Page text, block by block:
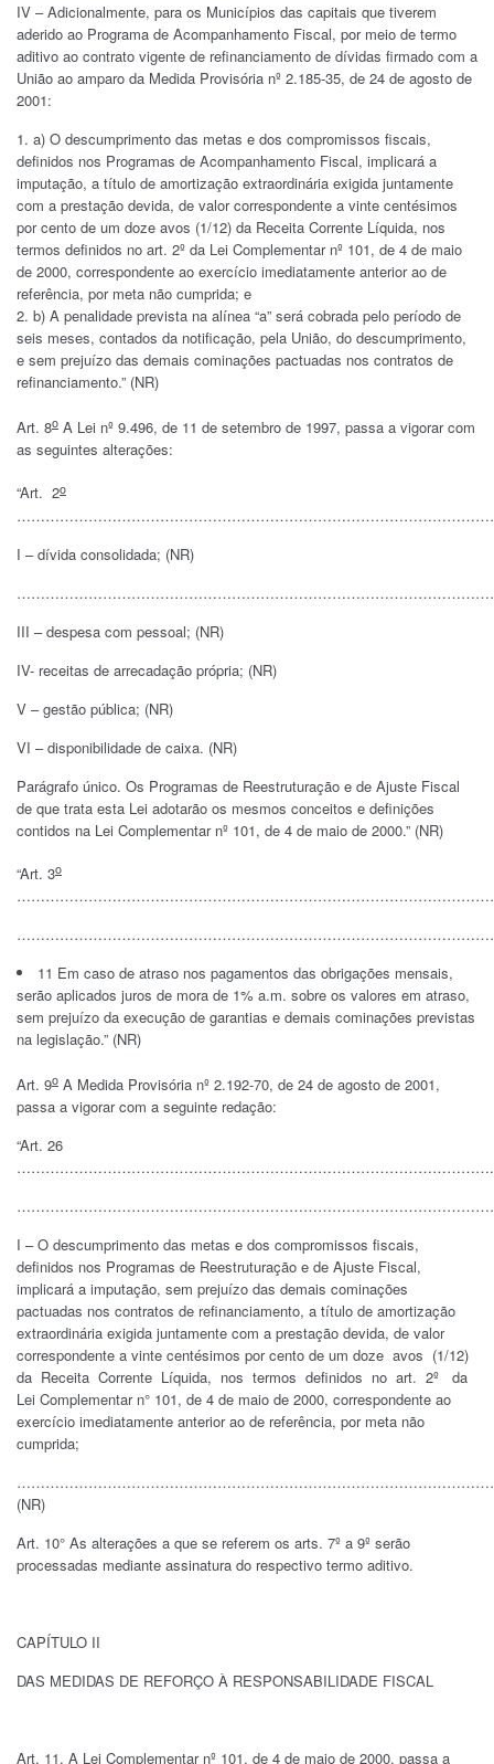
IV – Adicionalmente, para os Municípios das capitais que tiverem
aderido ao Programa de Acompanhamento Fiscal, por meio de termo
aditivo ao contrato vigente de refinanciamento de dívidas firmado com a
União ao amparo da Medida Provisória nº 2.185-35, de 24 de agosto de
2001:
a) O descumprimento das metas e dos compromissos fiscais,
definidos nos Programas de Acompanhamento Fiscal, implicará a
imputação, a título de amortização extraordinária exigida juntamente
com a prestação devida, de valor correspondente a vinte centésimos
por cento de um doze avos (1/12) da Receita Corrente Líquida, nos
termos definidos no art. 2º da Lei Complementar nº 101, de 4 de maio
de 2000, correspondente ao exercício imediatamente anterior ao de
referência, por meta não cumprida; e
b) A penalidade prevista na alínea “a” será cobrada pelo período de
seis meses, contados da notificação, pela União, do descumprimento,
e sem prejuízo das demais cominações pactuadas nos contratos de
refinanciamento.” (NR)
Art. 8o A Lei nº 9.496, de 11 de setembro de 1997, passa a vigorar com
as seguintes alterações:
“Art. 2o
I – dívida consolidada; (NR)
III – despesa com pessoal; (NR)
IV- receitas de arrecadação própria; (NR)
V – gestão pública; (NR)
VI – disponibilidade de caixa. (NR)
Parágrafo único. Os Programas de Reestruturação e de Ajuste Fiscal
de que trata esta Lei adotarão os mesmos conceitos e definições
contidos na Lei Complementar nº 101, de 4 de maio de 2000.” (NR)
“Art. 3o
11 Em caso de atraso nos pagamentos das obrigações mensais,
serão aplicados juros de mora de 1% a.m. sobre os valores em atraso,
sem prejuízo da execução de garantias e demais cominações previstas
na legislação.” (NR)
Art. 9o A Medida Provisória nº 2.192-70, de 24 de agosto de 2001,
passa a vigorar com a seguinte redação:
“Art. 26
I – O descumprimento das metas e dos compromissos fiscais,
definidos nos Programas de Reestruturação e de Ajuste Fiscal,
implicará a imputação, sem prejuízo das demais cominações
pactuadas nos contratos de refinanciamento, a título de amortização
extraordinária exigida juntamente com a prestação devida, de valor
correspondente a vinte centésimos por cento de um doze avos (1/12)
da Receita Corrente Líquida, nos termos definidos no art. 2º da
Lei Complementar n° 101, de 4 de maio de 2000, correspondente ao
exercício imediatamente anterior ao de referência, por meta não
cumprida;
(NR)
Art. 10° As alterações a que se referem os arts. 7º a 9º serão
processadas mediante assinatura do respectivo termo aditivo.
CAPÍTULO II
DAS MEDIDAS DE REFORÇO À RESPONSABILIDADE FISCAL
Art. 11. A Lei Complementar nº 101, de 4 de maio de 2000, passa a